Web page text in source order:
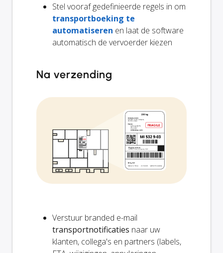
Stel vooraf gedefinieerde regels in om
transportboeking te
automatiseren en laat de software
automatisch de vervoerder kiezen
Na verzending
Verstuur branded e-mail
transportnotificaties naar uw
klanten, collega's en partners (labels,